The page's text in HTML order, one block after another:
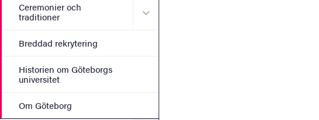
Ceremonier och
traditioner
Undermeny för Ceremonier och traditioner
Breddad rekrytering
Historien om Göteborgs
universitet
Om Göteborg